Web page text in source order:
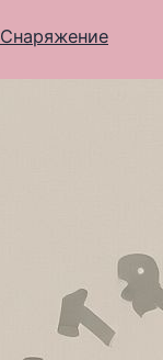
Снаряжение